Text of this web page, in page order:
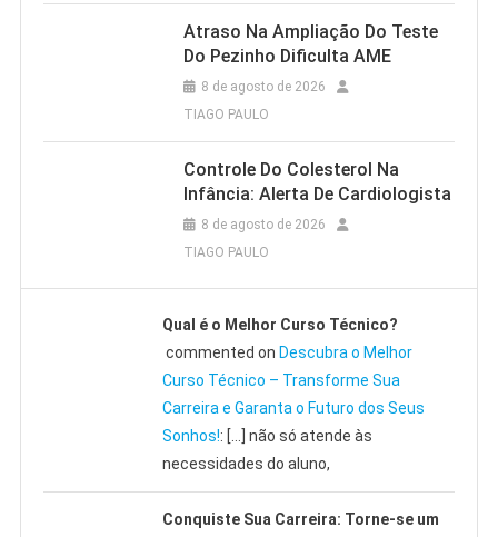
Atraso Na Ampliação Do Teste
Do Pezinho Dificulta AME
8 de agosto de 2026
TIAGO PAULO
Controle Do Colesterol Na
Infância: Alerta De Cardiologista
8 de agosto de 2026
TIAGO PAULO
Qual é o Melhor Curso Técnico?
commented on Descubra o Melhor
Curso Técnico – Transforme Sua
Carreira e Garanta o Futuro dos Seus
Sonhos!: […] não só atende às
necessidades do aluno,
Conquiste Sua Carreira: Torne-se um